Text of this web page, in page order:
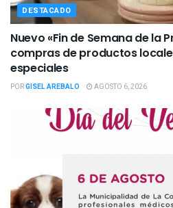
DESTACADO
Nuevo «Fin de Semana de la
compras de productos
especiales
PORGISEL AREBALO AGOSTO 6, 2026